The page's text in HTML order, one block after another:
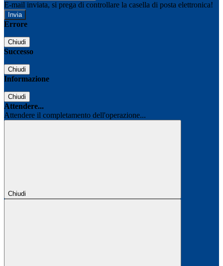
E-mail inviata, si prega di controllare la casella di posta elettronica!
Errore
Chiudi
Successo
Chiudi
Informazione
Chiudi
Attendere...
Attendere il completamento dell'operazione...
Chiudi